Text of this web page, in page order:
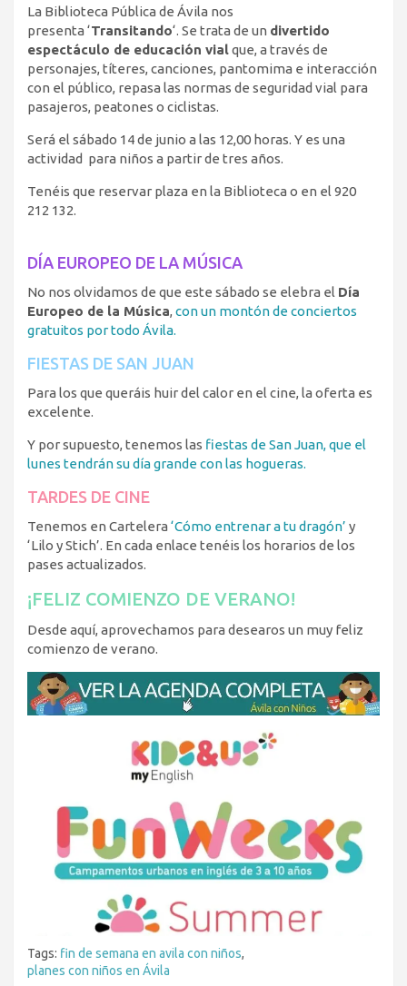
La Biblioteca Pública de Ávila nos
presenta ‘Transitando‘. Se trata de un divertido
espectáculo de educación vialque, a través de
personajes, títeres, canciones, pantomima e interacción
con el público, repasa las normas de seguridad vial para
pasajeros, peatones o ciclistas.
Será el sábado 14 de junio a las 12,00 horas. Y es una
actividad para niños a partir de tres años.
Tenéis que reservar plaza en la Biblioteca o en el 920
212 132.
DÍA EUROPEO DE LA MÚSICA
No nos olvidamos de que este sábado se elebra el Día
Europeo de la Música, con un montón de conciertos
gratuitos por todo Ávila.
FIESTAS DE SAN JUAN
Para los que queráis huir del calor en el cine, la oferta es
excelente.
Y por supuesto, tenemos las fiestas de San Juan, que el
lunes tendrán su día grande con las hogueras.
TARDES DE CINE
Tenemos en Cartelera ‘Cómo entrenar a tu dragón’ y
‘Lilo y Stich’. En cada enlace tenéis los horarios de los
pases actualizados.
¡FELIZ COMIENZO DE VERANO!
Desde aquí, aprovechamos para desearos un muy feliz
comienzo de verano.
Tags: fin de semana en avila con niños,
planes con niños en Ávila